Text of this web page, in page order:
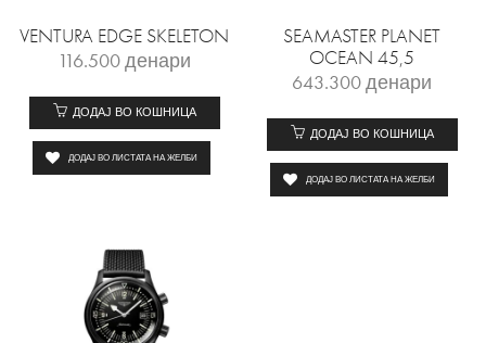
VENTURA EDGE SKELETON
116.500денари
ДОДАЈ ВО КОШНИЦА
ДОДАЈ ВО ЛИСТАТА НА ЖЕЛБИ
SEAMASTER PLANET
OCEAN 45,5
643.300денари
ДОДАЈ ВО КОШНИЦА
ДОДАЈ ВО ЛИСТАТА НА ЖЕЛБИ